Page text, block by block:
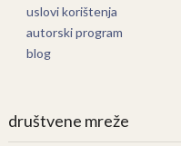
uslovi korištenja
autorski program
blog
društvene mreže